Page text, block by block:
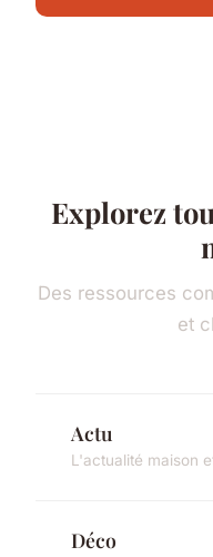
Explorez
Des ressources
et
Actu
L'actualité maison
Déco